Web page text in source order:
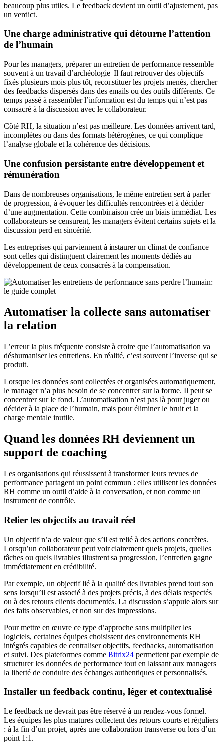
beaucoup plus utiles. Le feedback devient un outil d’ajustement, pas
un verdict.
Une charge administrative qui détourne l’attention
de l’humain
Pour les managers, préparer un entretien de performance ressemble
souvent à un travail d’archéologie. Il faut retrouver des objectifs
fixés plusieurs mois plus tôt, reconstituer les projets menés, chercher
des feedbacks dispersés dans des emails ou des outils différents. Ce
temps passé à rassembler l’information est du temps qui n’est pas
consacré à la discussion avec le collaborateur.
Côté RH, la situation n’est pas meilleure. Les données arrivent tard,
incomplètes ou dans des formats hétérogènes, ce qui complique
l’analyse globale et la cohérence des décisions.
Une confusion persistante entre développement et
rémunération
Dans de nombreuses organisations, le même entretien sert à parler
de progression, à évoquer les difficultés rencontrées et à décider
d’une augmentation. Cette combinaison crée un biais immédiat. Les
collaborateurs se censurent, les managers évitent certains sujets et la
discussion perd en sincérité.
Les entreprises qui parviennent à instaurer un climat de confiance
sont celles qui distinguent clairement les moments dédiés au
développement de ceux consacrés à la compensation.
Automatiser la collecte sans automatiser
la relation
L’erreur la plus fréquente consiste à croire que l’automatisation va
déshumaniser les entretiens. En réalité, c’est souvent l’inverse qui se
produit.
Lorsque les données sont collectées et organisées automatiquement,
le manager n’a plus besoin de se concentrer sur la forme. Il peut se
concentrer sur le fond. L’automatisation n’est pas là pour juger ou
décider à la place de l’humain, mais pour éliminer le bruit et la
charge mentale inutile.
Quand les données RH deviennent un
support de coaching
Les organisations qui réussissent à transformer leurs revues de
performance partagent un point commun : elles utilisent les données
RH comme un outil d’aide à la conversation, et non comme un
instrument de contrôle.
Relier les objectifs au travail réel
Un objectif n’a de valeur que s’il est relié à des actions concrètes.
Lorsqu’un collaborateur peut voir clairement quels projets, quelles
tâches ou quels livrables illustrent sa progression, l’entretien gagne
immédiatement en crédibilité.
Par exemple, un objectif lié à la qualité des livrables prend tout son
sens lorsqu’il est associé à des projets précis, à des délais respectés
ou à des retours clients documentés. La discussion s’appuie alors sur
des faits observables, et non sur des impressions.
Pour mettre en œuvre ce type d’approche sans multiplier les
logiciels, certaines équipes choisissent des environnements RH
intégrés capables de centraliser objectifs, feedbacks, automatisation
et suivi. Des plateformes comme Bitrix24 permettent par exemple de
structurer les données de performance tout en laissant aux managers
la liberté de conduire des échanges authentiques et personnalisés.
Installer un feedback continu, léger et contextualisé
Le feedback ne devrait pas être réservé à un rendez-vous formel.
Les équipes les plus matures collectent des retours courts et réguliers
: à la fin d’un projet, après une collaboration transverse ou lors d’un
point 1:1.